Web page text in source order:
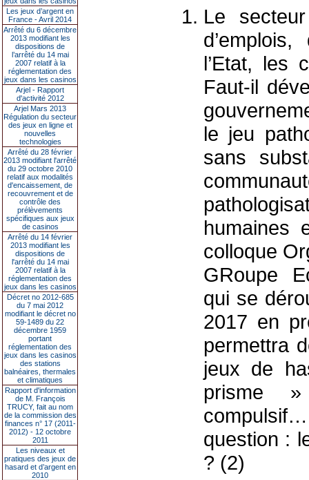
Les jeux d’argent en
France - Avril 2014
Arrêté du 6 décembre
2013 modifiant les
dispositions de
l’arrêté du 14 mai
2007 relatif à la
réglementation des
jeux dans les casinos
Arjel - Rapport
d'activité 2012
Arjel Mars 2013
Régulation du secteur
des jeux en ligne et
nouvelles
technologies
Arrêté du 28 février
2013 modifiant l'arrêté
du 29 octobre 2010
relatif aux modalités
d'encaissement, de
recouvrement et de
contrôle des
prélèvements
spécifiques aux jeux
de casinos
Arrêté du 14 février
2013 modifiant les
dispositions de
l'arrêté du 14 mai
2007 relatif à la
réglementation des
jeux dans les casinos
Décret no 2012-685
du 7 mai 2012
modifiant le décret no
59-1489 du 22
décembre 1959
portant
réglementation des
jeux dans les casinos
des stations
balnéaires, thermales
et climatiques
Rapport d'information
de M. François
TRUCY, fait au nom
de la commission des
finances n° 17 (2011-
2012) - 12 octobre
2011
Les niveaux et
pratiques des jeux de
hasard et d’argent en
2010
Le
l’Etat, les
Faut-il
le jeu
sans
humaines
colloque
GRoupe
qui se
2017 en
permettra
jeux de
prisme
question :
? (2)